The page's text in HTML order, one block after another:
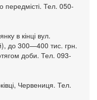
передмісті. Тел. 050-
в кінці вул.
до 300—400 тис. грн.
доби. Тел. 093-
Червениця. Тел.